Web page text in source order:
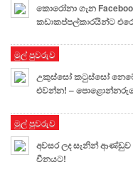
කොරෝනා ගැන
කඩාකප්පල්කාරයින්ට
මුල් පුවරුව
උකුස්සෝ කටුස්සෝ
එවන්න! – පොළොන්නරුවේ
මුල් පුවරුව
අවසර ලද සැනින් ආණ්ඩුව
චීනයට!